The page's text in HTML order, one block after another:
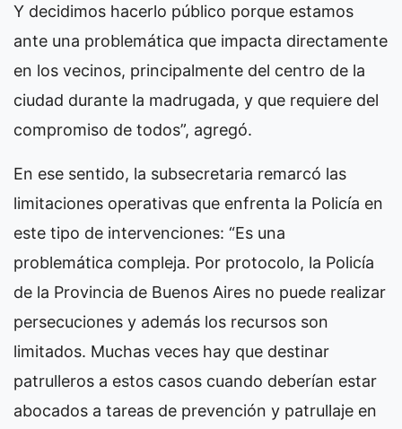
Y decidimos hacerlo público porque estamos
ante una problemática que impacta directamente
en los vecinos, principalmente del centro de la
ciudad durante la madrugada, y que requiere del
compromiso de todos”, agregó.
En ese sentido, la subsecretaria remarcó las
limitaciones operativas que enfrenta la Policía en
este tipo de intervenciones: “Es una
problemática compleja. Por protocolo, la Policía
de la Provincia de Buenos Aires no puede realizar
persecuciones y además los recursos son
limitados. Muchas veces hay que destinar
patrulleros a estos casos cuando deberían estar
abocados a tareas de prevención y patrullaje en